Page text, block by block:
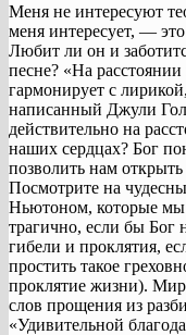
Меня не интересуют
меня интересует, —
Любит ли он и
песне? «На
гармонирует с
написанный Джули
действительно на
наших сердцах? Бог
позволить нам
Посмотрите на
Ньютоном, которые мы
трагично, если бы
гибели и проклятия,
простить такое
проклятие жизни).
слов прощения из
«Удивительной